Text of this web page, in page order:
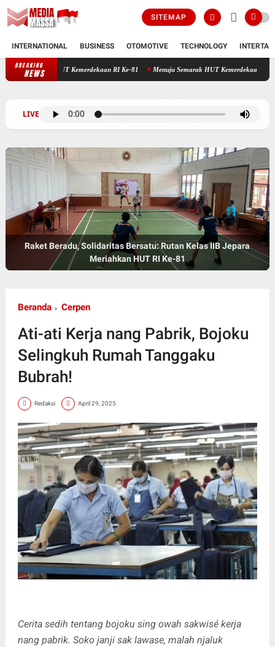
SITEMAP
INTERNATIONAL BUSINESS OTOMOTIVE TECHNOLOGY
BREAKING
NEWS
Semarak HUT Kemerdekaan RI Ke-81 Menuju Semarak HUT Kemerdekaan RI Ke-
LIVE
Raket Beradu, Solidaritas Bersatu: Rutan Kelas IIB Jepara
Meriahkan HUT RI Ke-81
Beranda Cerpen
Ati-ati Kerja nang Pabrik, Bojoku
Selingkuh Rumah Tanggaku
Bubrah!
Redaksi April 29, 2025
Cerita sedih tentang bojoku sing owah sakwisé kerja
nang pabrik. Soko janji sak lawase, malah njaluk